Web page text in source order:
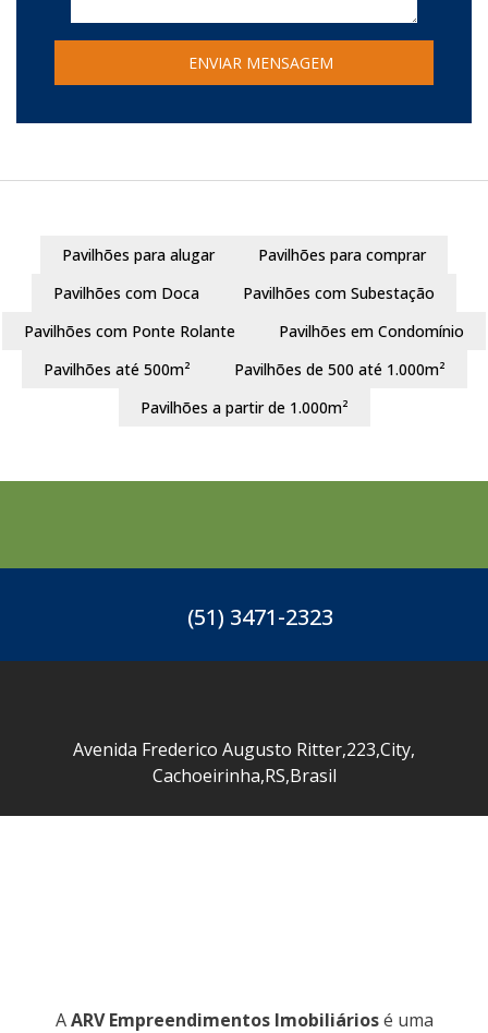
Pavilhões para alugar
Pavilhões para comprar
Pavilhões com Doca
Pavilhões com Subestação
Pavilhões com Ponte Rolante
Pavilhões em Condomínio
Pavilhões até 500m²
Pavilhões de 500 até 1.000m²
Pavilhões a partir de 1.000m²
(51) 3471-2323
Avenida Frederico Augusto Ritter,223,City,
Cachoeirinha,RS,Brasil
AARV Empreendimentos Imobiliáriosé uma